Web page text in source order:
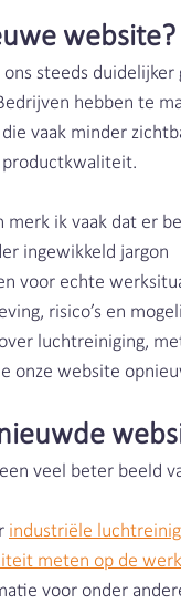
website?
ons steeds
hebben te
vaak minder
productkwaliteit.
merk ik vaak dat er
ingewikkeld jargon
voor echte
risico’s en
luchtreiniging,
onze website
veel beter beeld
industriële
meten op de
voor onder